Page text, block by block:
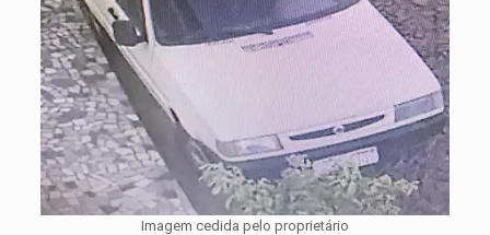
Imagem cedida pelo proprietário